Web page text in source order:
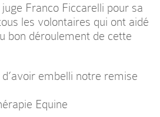
Franco Ficcarelli pour sa
les volontaires qui ont aidé
bon déroulement de cette
embelli notre remise
Equine